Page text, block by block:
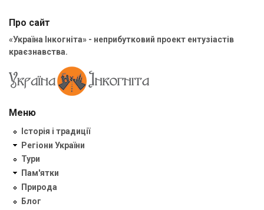
Про сайт
«Україна Інкогніта» - неприбутковий проект ентузіастів
краєзнавства.
Меню
Історія і традиції
Регіони України
Тури
Пам'ятки
Природа
Блог